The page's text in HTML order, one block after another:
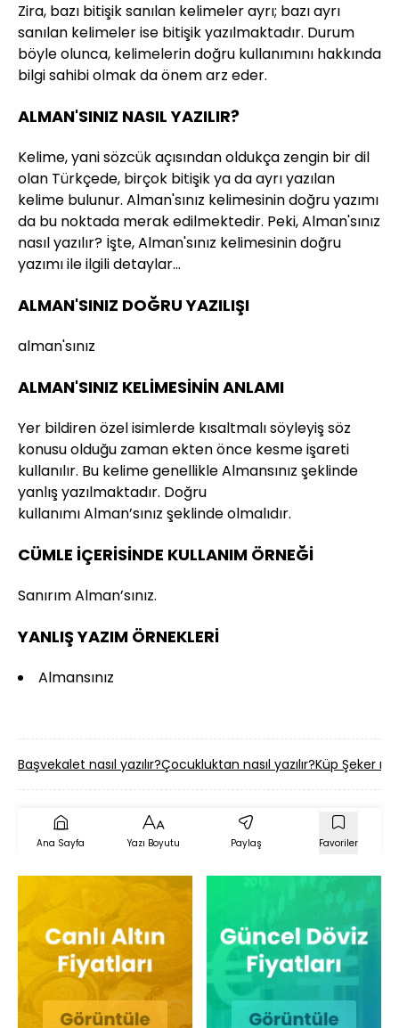
Zira, bazı bitişik sanılan kelimeler ayrı; bazı ayrı
sanılan kelimeler ise bitişik yazılmaktadır. Durum
böyle olunca, kelimelerin doğru kullanımını hakkında
bilgi sahibi olmak da önem arz eder.
ALMAN'SINIZ NASIL YAZILIR?
Kelime, yani sözcük açısından oldukça zengin bir dil
olan Türkçede, birçok bitişik ya da ayrı yazılan
kelime bulunur. Alman'sınız kelimesinin doğru yazımı
da bu noktada merak edilmektedir. Peki, Alman'sınız
nasıl yazılır? İşte, Alman'sınız kelimesinin doğru
yazımı ile ilgili detaylar…
ALMAN'SINIZ DOĞRU YAZILIŞI
alman'sınız
ALMAN'SINIZ KELİMESİNİN ANLAMI
Yer bildiren özel isimlerde kısaltmalı söyleyiş söz
konusu olduğu zaman ekten önce kesme işareti
kullanılır. Bu kelime genellikle Almansınız şeklinde
yanlış yazılmaktadır. Doğru
kullanımı Alman’sınız şeklinde olmalıdır.
CÜMLE İÇERİSİNDE KULLANIM ÖRNEĞİ
Sanırım Alman’sınız.
YANLIŞ YAZIM ÖRNEKLERİ
Almansınız
Başvekalet nasıl yazılır?Çocukluktan nasıl yazılır?Küp Şeker
Ana Sayfa Yazı Boyutu Paylaş Favoriler